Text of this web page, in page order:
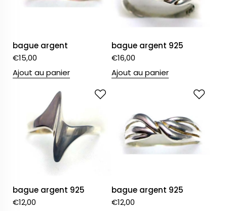
bague argent
€15,00
Ajout au panier
bague argent 925
€16,00
Ajout au panier
bague argent 925
€12,00
bague argent 925
€12,00